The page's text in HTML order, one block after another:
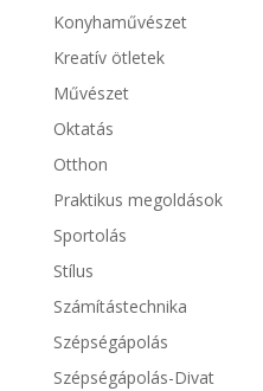
Konyhaművészet
Kreatív ötletek
Művészet
Oktatás
Otthon
Praktikus megoldások
Sportolás
Stílus
Számítástechnika
Szépségápolás
Szépségápolás-Divat